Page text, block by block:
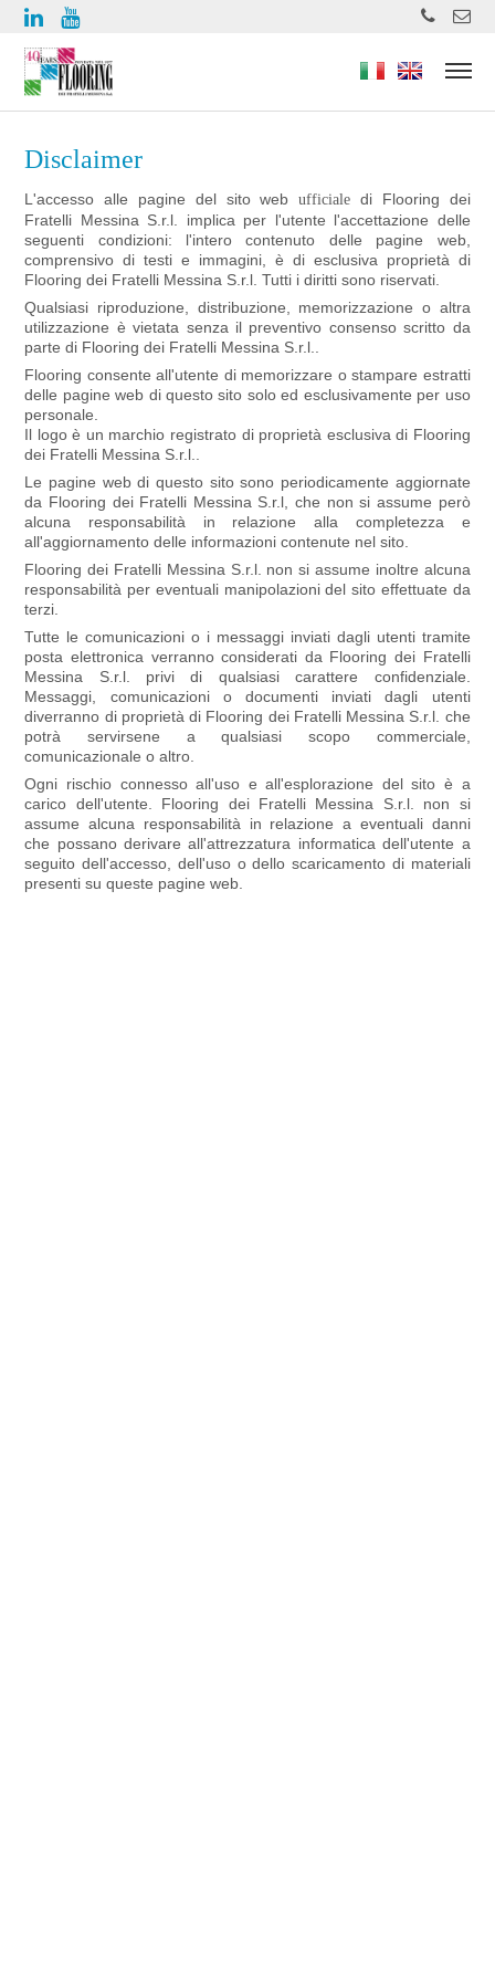
https://www.high-endrolex.com/49
Disclaimer
L'accesso alle pagine del sito web ufficiale di Flooring dei
Fratelli Messina S.r.l. implica per l'utente l'accettazione delle
seguenti condizioni: l'intero contenuto delle pagine web,
comprensivo di testi e immagini, è di esclusiva proprietà di
Flooring dei Fratelli Messina S.r.l. Tutti i diritti sono riservati.
Qualsiasi riproduzione, distribuzione, memorizzazione o altra
utilizzazione è vietata senza il preventivo consenso scritto da
parte di Flooring dei Fratelli Messina S.r.l..
Flooring consente all'utente di memorizzare o stampare estratti
delle pagine web di questo sito solo ed esclusivamente per uso
personale.
Il logo è un marchio registrato di proprietà esclusiva di Flooring
dei Fratelli Messina S.r.l..
Le pagine web di questo sito sono periodicamente aggiornate
da Flooring dei Fratelli Messina S.r.l, che non si assume però
alcuna responsabilità in relazione alla completezza e
all'aggiornamento delle informazioni contenute nel sito.
Flooring dei Fratelli Messina S.r.l. non si assume inoltre alcuna
responsabilità per eventuali manipolazioni del sito effettuate da
terzi.
Tutte le comunicazioni o i messaggi inviati dagli utenti tramite
posta elettronica verranno considerati da Flooring dei Fratelli
Messina S.r.l. privi di qualsiasi carattere confidenziale.
Messaggi, comunicazioni o documenti inviati dagli utenti
diverranno di proprietà di Flooring dei Fratelli Messina S.r.l. che
potrà servirsene a qualsiasi scopo commerciale,
comunicazionale o altro.
Ogni rischio connesso all'uso e all'esplorazione del sito è a
carico dell'utente. Flooring dei Fratelli Messina S.r.l. non si
assume alcuna responsabilità in relazione a eventuali danni
che possano derivare all'attrezzatura informatica dell'utente a
seguito dell'accesso, dell'uso o dello scaricamento di materiali
presenti su queste pagine web.